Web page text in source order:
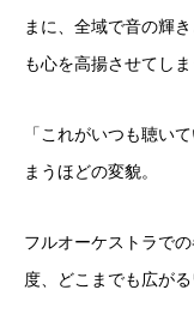
まに、全域で音の輝
も心を高揚させてし
「これがいつも聴い
まうほどの変貌。
フルオーケストラで
度、どこまでも広がる